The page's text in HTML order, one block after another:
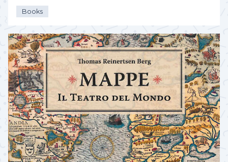
Books